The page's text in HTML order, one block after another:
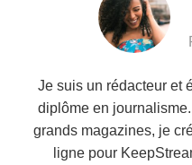
Je suis un rédacteur et
diplôme en
grands magazines, je
ligne pour